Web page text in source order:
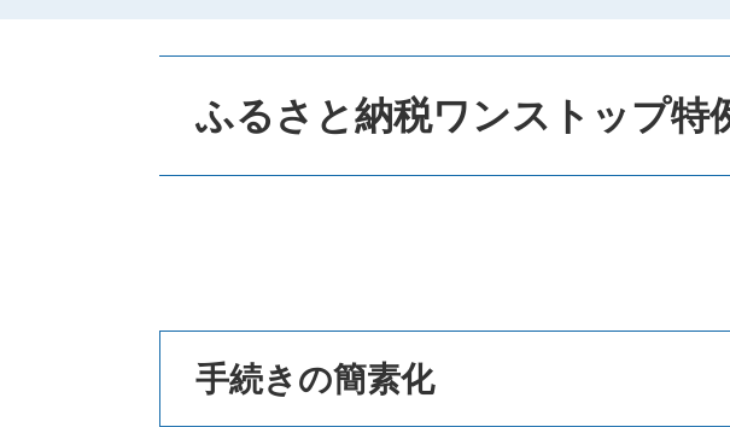
へ
ふるさと納税ワンストップ特
手続きの簡素化